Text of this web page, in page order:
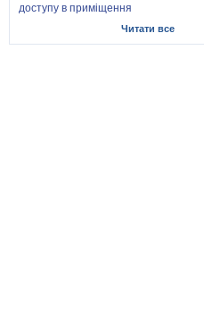
доступу в приміщення
Читати все